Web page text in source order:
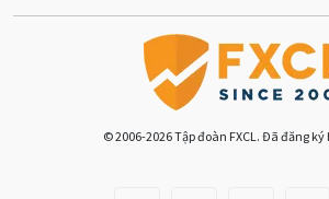
EUR / AUD EUR / USD
EURJPY EURUSD
Expert Advisor Expert Advisors
© 2006-2026 Tập đoàn FXCL. Đã đăng